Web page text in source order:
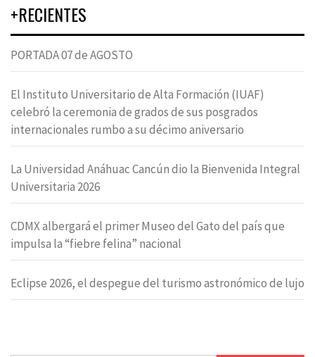
+RECIENTES
PORTADA 07 de AGOSTO
El Instituto Universitario de Alta Formación (IUAF)
celebró la ceremonia de grados de sus posgrados
internacionales rumbo a su décimo aniversario
La Universidad Anáhuac Cancún dio la Bienvenida Integral
Universitaria 2026
CDMX albergará el primer Museo del Gato del país que
impulsa la “fiebre felina” nacional
Eclipse 2026, el despegue del turismo astronómico de lujo